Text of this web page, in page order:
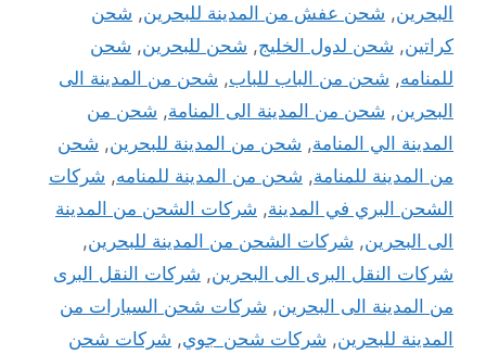
البحرين, شحن عفش من المدينة للبحرين, شحن
كراتين, شحن لدول الخليج, شحن للبحرين, شحن
للمنامه, شحن من الباب للباب, شحن من المدينة الى
البحرين, شحن من المدينة الى المنامة, شحن من
المدينة الي المنامة, شحن من المدينة للبحرين, شحن
من المدينة للمنامة, شحن من المدينة للمنامه, شركات
الشحن البري في المدينة, شركات الشحن من المدينة
الى البحرين, شركات الشحن من المدينة للبحرين,
شركات النقل البرى الى البحرين, شركات النقل البرى
من المدينة الى البحرين, شركات شحن السيارات من
المدينة للبحرين, شركات شحن جوي, شركات شحن